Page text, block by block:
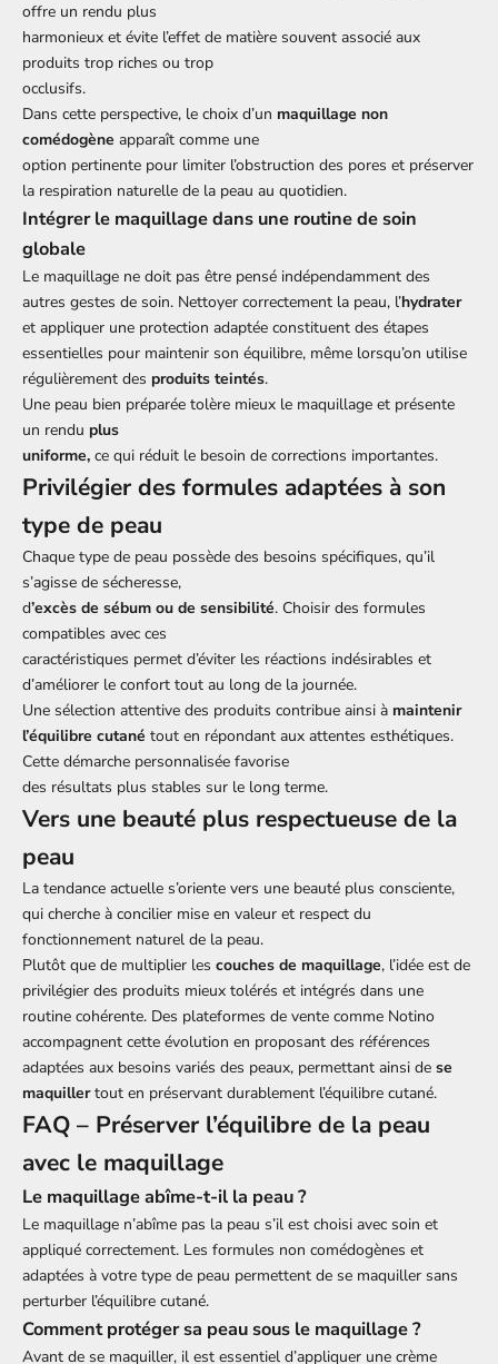
offre un rendu plus
harmonieux et évite l’effet de matière souvent associé aux
produits trop riches ou trop
occlusifs.
Dans cette perspective, le choix d’un maquillage non
comédogène apparaît comme une
option pertinente pour limiter l’obstruction des pores et préserver
la respiration naturelle de la peau au quotidien.
Intégrer le maquillage dans une routine de soin
globale
Le maquillage ne doit pas être pensé indépendamment des
autres gestes de soin. Nettoyer correctement la peau, l’hydrater
et appliquer une protection adaptée constituent des étapes
essentielles pour maintenir son équilibre, même lorsqu’on utilise
régulièrement des produits teintés.
Une peau bien préparée tolère mieux le maquillage et présente
un rendu plus
uniforme, ce qui réduit le besoin de corrections importantes.
Privilégier des formules adaptées à son
type de peau
Chaque type de peau possède des besoins spécifiques, qu’il
s’agisse de sécheresse,
d’excès de sébum ou de sensibilité. Choisir des formules
compatibles avec ces
caractéristiques permet d’éviter les réactions indésirables et
d’améliorer le confort tout au long de la journée.
Une sélection attentive des produits contribue ainsi à maintenir
l’équilibre cutané tout en répondant aux attentes esthétiques.
Cette démarche personnalisée favorise
des résultats plus stables sur le long terme.
Vers une beauté plus respectueuse de la
peau
La tendance actuelle s’oriente vers une beauté plus consciente,
qui cherche à concilier mise en valeur et respect du
fonctionnement naturel de la peau.
Plutôt que de multiplier les couches de maquillage, l’idée est de
privilégier des produits mieux tolérés et intégrés dans une
routine cohérente. Des plateformes de vente comme Notino
accompagnent cette évolution en proposant des références
adaptées aux besoins variés des peaux, permettant ainsi de se
maquillertout en préservant durablement l’équilibre cutané.
FAQ – Préserver l’équilibre de la peau
avec le maquillage
Le maquillage abîme-t-il la peau ?
Le maquillage n’abîme pas la peau s’il est choisi avec soin et
appliqué correctement. Les formules non comédogènes et
adaptées à votre type de peau permettent de se maquiller sans
perturber l’équilibre cutané.
Comment protéger sa peau sous le maquillage ?
Avant de se maquiller, il est essentiel d’appliquer une crème